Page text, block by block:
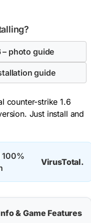
– photo guide
guide
counter-strike 1.6
Just install and
100%
VirusTotal.
& Game Features